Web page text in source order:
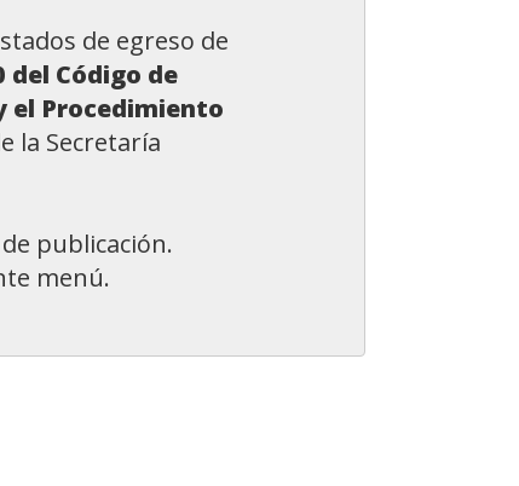
de egreso de
Código de
el Procedimiento
la Secretaría
publicación.
menú.